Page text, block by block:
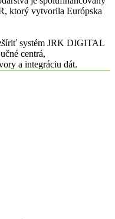
ktorý vytvorila Európska
systém JRK DIGITAL
centrá,
a integráciu dát.